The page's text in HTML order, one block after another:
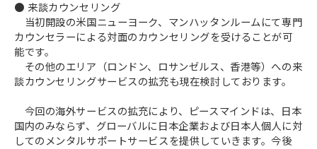
● 来談カウンセリング
当初開設の米国ニューヨーク、マンハッタンルームにて専門
カウンセラーによる対面のカウンセリングを受けることが可
能です。
その他のエリア（ロンドン、ロサンゼルス、香港等）への来
談カウンセリングサービスの拡充も現在検討しております。
今回の海外サービスの拡充により、ピースマインドは、日本
国内のみならず、グローバルに日本企業および日本人個人に対
してのメンタルサポートサービスを提供していきます。今後